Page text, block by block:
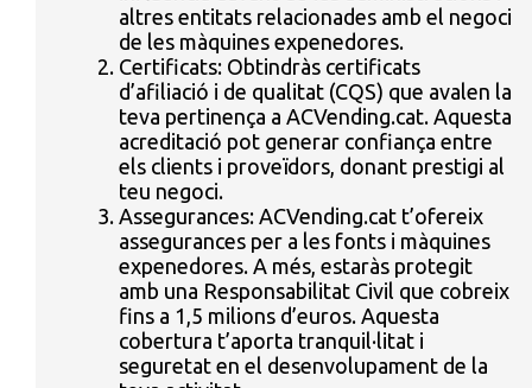
altres entitats relacionades amb el negoci
de les màquines expenedores.
Certificats: Obtindràs certificats
d’afiliació i de qualitat (CQS) que avalen la
teva pertinença a ACVending.cat. Aquesta
acreditació pot generar confiança entre
els clients i proveïdors, donant prestigi al
teu negoci.
Assegurances: ACVending.cat t’ofereix
assegurances per a les fonts i màquines
expenedores. A més, estaràs protegit
amb una Responsabilitat Civil que cobreix
fins a 1,5 milions d’euros. Aquesta
cobertura t’aporta tranquil·litat i
seguretat en el desenvolupament de la